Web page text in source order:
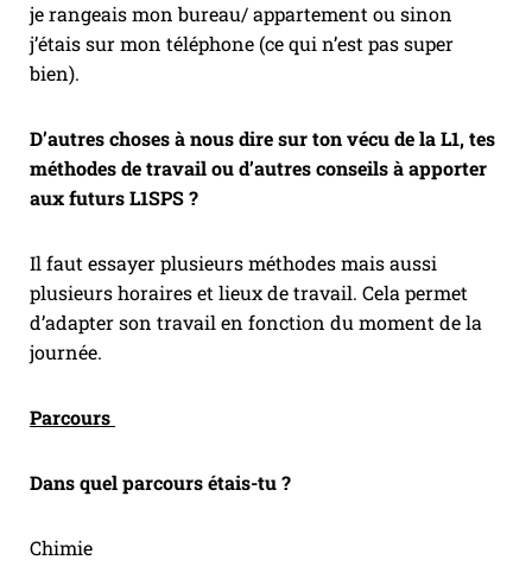
je rangeais mon bureau/ appartement ou sinon
j’étais sur mon téléphone (ce qui n’est pas super
bien).
D’autres choses à nous dire sur ton vécu de la L1, tes
méthodes de travail ou d’autres conseils à apporter
aux futurs L1SPS ?
Il faut essayer plusieurs méthodes mais aussi
plusieurs horaires et lieux de travail. Cela permet
d’adapter son travail en fonction du moment de la
journée.
Parcours
Dans quel parcours étais-tu ?
Chimie